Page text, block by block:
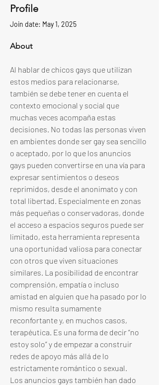
Profile
Join date: May 1, 2025
About
Al hablar de chicos gays que utilizan
estos medios para relacionarse,
también se debe tener en cuenta el
contexto emocional y social que
muchas veces acompaña estas
decisiones. No todas las personas viven
en ambientes donde ser gay sea sencillo
o aceptado, por lo que los anuncios
gays pueden convertirse en una vía para
expresar sentimientos o deseos
reprimidos, desde el anonimato y con
total libertad. Especialmente en zonas
más pequeñas o conservadoras, donde
el acceso a espacios seguros puede ser
limitado, esta herramienta representa
una oportunidad valiosa para conectar
con otros que viven situaciones
similares. La posibilidad de encontrar
comprensión, empatía o incluso
amistad en alguien que ha pasado por lo
mismo resulta sumamente
reconfortante y, en muchos casos,
terapéutica. Es una forma de decir “no
estoy solo” y de empezar a construir
redes de apoyo más allá de lo
estrictamente romántico o sexual.
Los anuncios gays también han dado